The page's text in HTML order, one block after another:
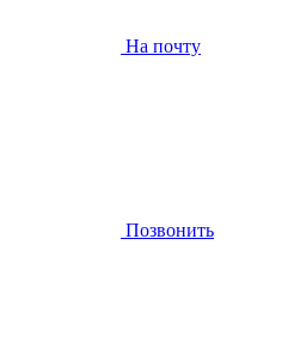
На почту
Позвонить